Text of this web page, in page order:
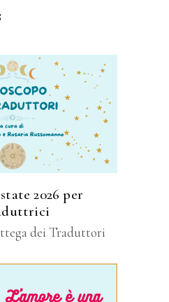
2026 per
dei Traduttori